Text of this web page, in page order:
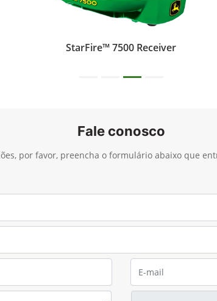
StarFire™ 7500 Receiver
Fale conosco
por favor, preencha o formulário abaixo que